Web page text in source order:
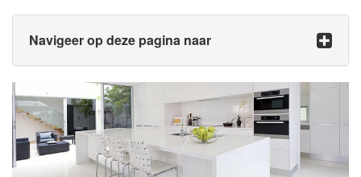
Navigeer op deze pagina naar